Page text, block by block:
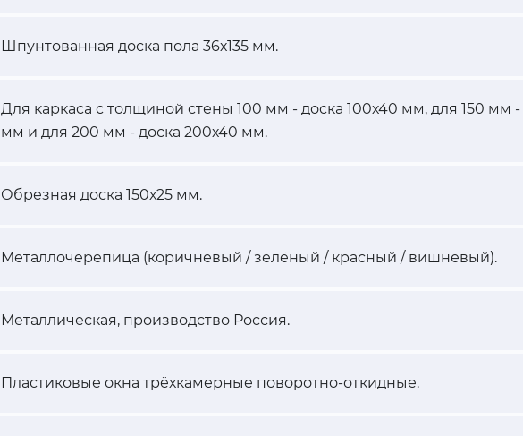
Шпунтованная доска пола 36х135 мм.
Для каркаса с толщиной стены 100 мм - доска 100х40 мм, для 150 мм -
мм и для 200 мм - доска 200х40 мм.
Обрезная доска 150х25 мм.
Металлочерепица (коричневый / зелёный / красный / вишневый).
Металлическая, производство Россия.
Пластиковые окна трёхкамерные поворотно-откидные.